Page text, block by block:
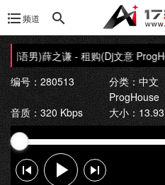
频道
国语男)薛之谦 - 租购(Dj文意
编号：280513
分类：中文
ProgHouse
音质：320 Kbps 大小：